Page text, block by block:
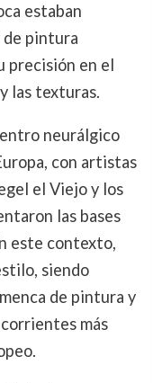
estaban
de pintura
precisión en el
las texturas.
neurálgico
con artistas
el Viejo y los
las bases
este contexto,
siendo
de pintura y
más